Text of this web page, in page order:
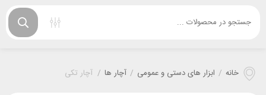
خانه / ابزار های دستی و عمومی / آچار ها / آچار تکی